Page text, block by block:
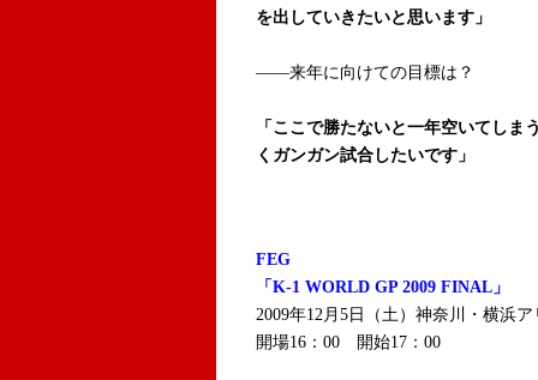
を出していきたいと思います」
――来年に向けての目標は？
「ここで勝たないと一年空いてし
くガンガン試合したいです」
FEG
「K-1 WORLD GP 2009 FINAL」
2009年12月5日（土）神奈川・横浜ア
開場16：00 開始17：00